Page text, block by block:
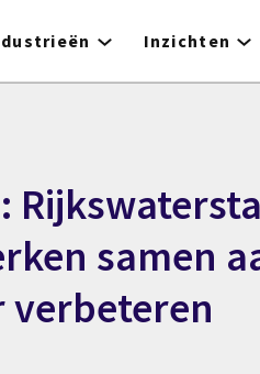
Inzichten
samen
verbeteren